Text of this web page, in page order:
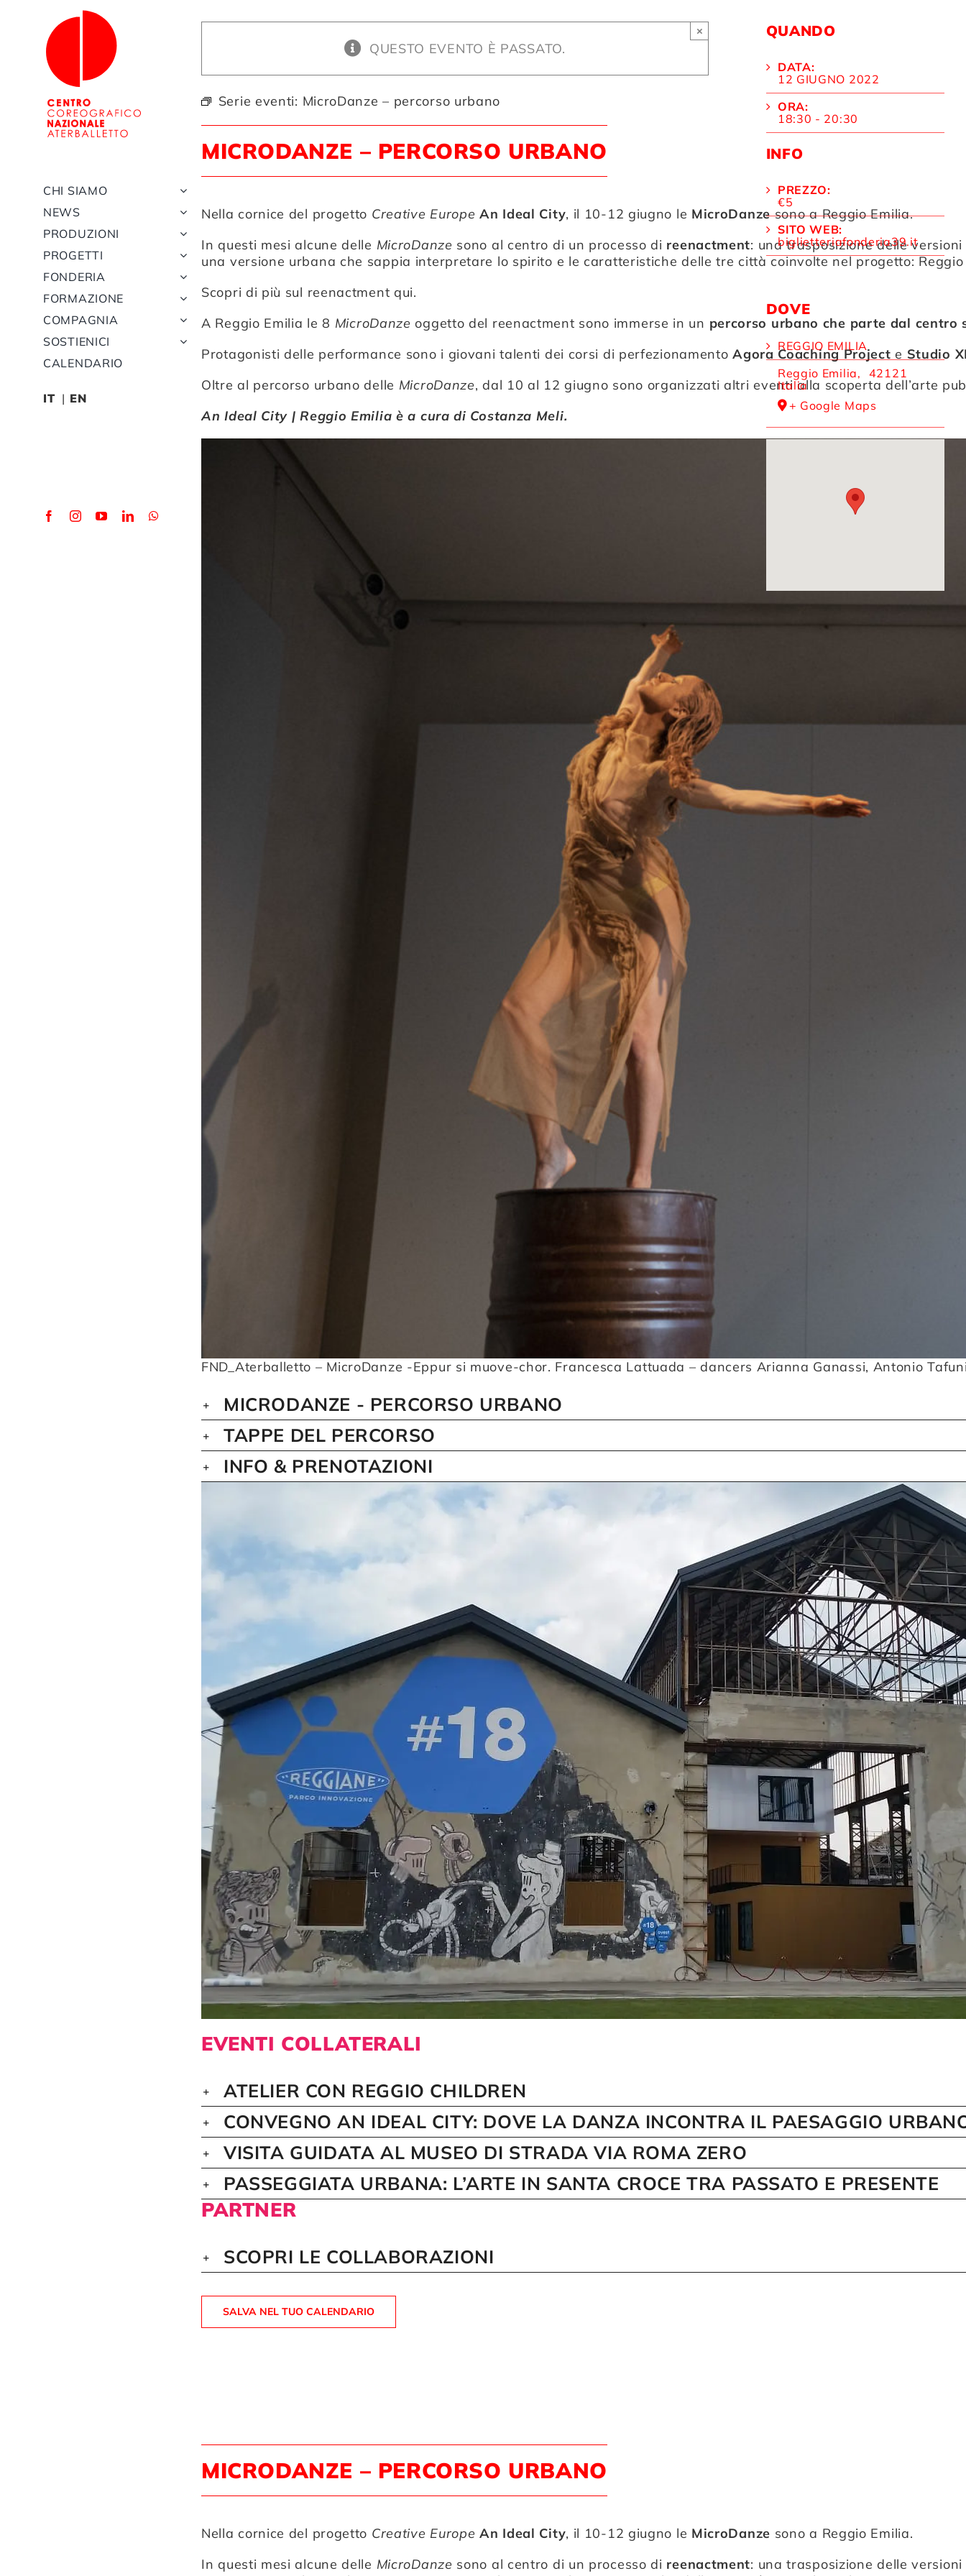
contenuto
CHI SIAMO
NEWS
PRODUZIONI
PROGETTI
FONDERIA
FORMAZIONE
COMPAGNIA
SOSTIENICI
CALENDARIO
IT EN
QUESTO EVENTO È PASSATO.
×
Serie eventi: MicroDanze – percorso urbano
MICRODANZE – PERCORSO URBANO
Nella cornice del progetto Creative Europe An Ideal City, il 10-12 giugno le MicroDanzesono a Reggio Emilia.
In questi mesi alcune delle MicroDanze sono al centro di un processo di reenactment: una trasposizione delle
una versione urbana che sappia interpretare lo spirito e le caratteristiche delle tre città coinvolte nel progetto:
Scopri di più sul reenactment qui.
A Reggio Emilia le 8 MicroDanze oggetto del reenactment sono immerse in un percorso urbano che parte dal
Protagonisti delle performance sono i giovani talenti dei corsi di perfezionamentoAgora Coaching Project e Studio
Oltre al percorso urbano delle MicroDanze, dal 10 al 12 giugno sono organizzati altri eventi alla scoperta dell’arte
An Ideal City | Reggio Emilia è a cura di Costanza Meli.
FND_Aterballetto – MicroDanze -Eppur si muove-chor. Francesca Lattuada – dancers Arianna Ganassi, Antonio
MICRODANZE - PERCORSO URBANO
TAPPE DEL PERCORSO
INFO & PRENOTAZIONI
EVENTI COLLATERALI
ATELIER CON REGGIO CHILDREN
CONVEGNO AN IDEAL CITY: DOVE LA DANZA INCONTRA IL PAESAGGIO
VISITA GUIDATA AL MUSEO DI STRADA VIA ROMA ZERO
PASSEGGIATA URBANA: L’ARTE IN SANTA CROCE TRA PASSATO E PRESENTE
PARTNER
SCOPRI LE COLLABORAZIONI
SALVA NEL TUO CALENDARIO
MICRODANZE – PERCORSO URBANO
Nella cornice del progetto Creative Europe An Ideal City, il 10-12 giugno le MicroDanze sono a Reggio Emilia.
In questi mesi alcune delle MicroDanze sono al centro di un processo di reenactment: una trasposizione delle
QUANDO
DATA:
12 GIUGNO 2022
ORA:
18:30 - 20:30
INFO
PREZZO:
€5
SITO WEB:
biglietteriafonderia39.it
DOVE
REGGIO EMILIA
Reggio Emilia,
42121
Italia
+ Google Maps